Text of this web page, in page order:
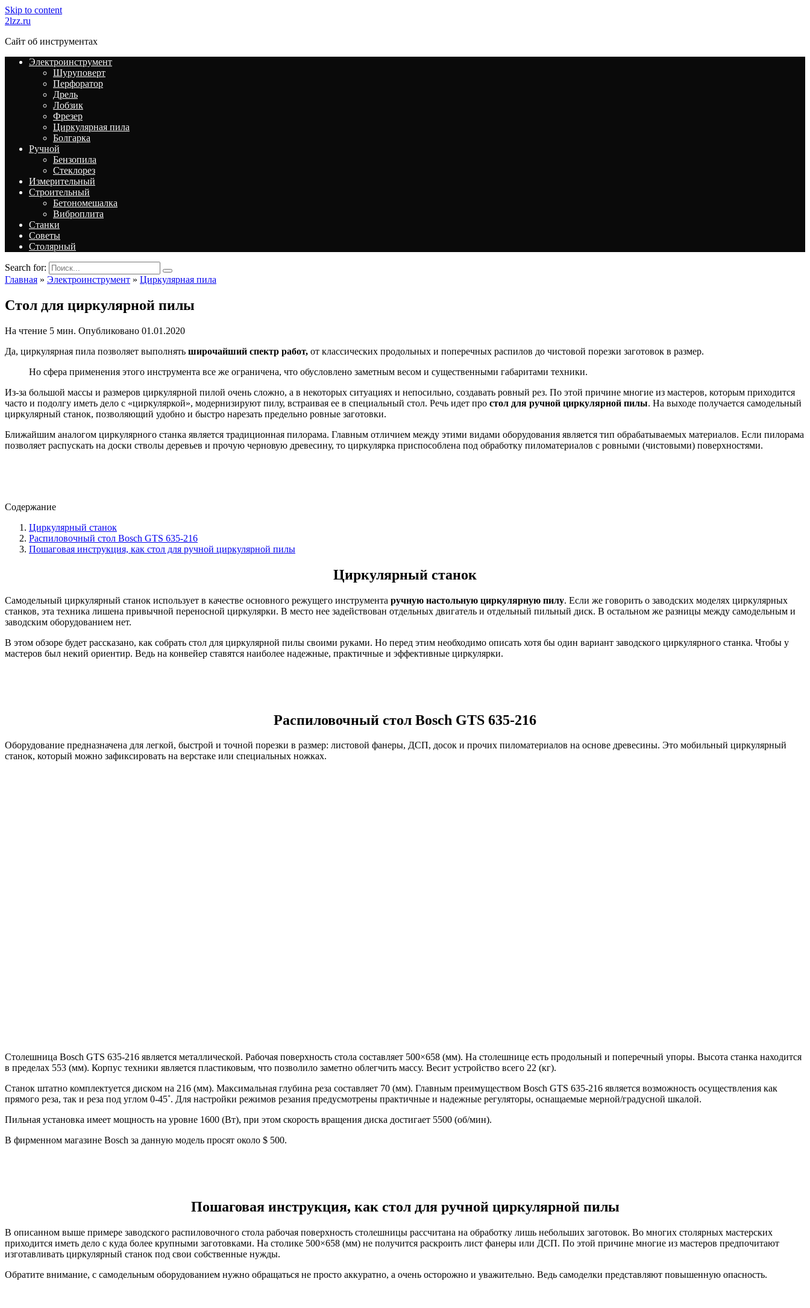
Skip to content
2lzz.ru
Сайт об инструментах
Электроинструмент
Шуруповерт
Перфоратор
Дрель
Лобзик
Фрезер
Циркулярная пила
Болгарка
Ручной
Бензопила
Стеклорез
Измерительный
Строительный
Бетономешалка
Виброплита
Станки
Советы
Столярный
Search for:
Главная » Электроинструмент » Циркулярная пила
Стол для циркулярной пилы
На чтение 5 мин. Опубликовано 01.01.2020
Да, циркулярная пила позволяет выполнять широчайший спектр работ, от классических продольных и поперечных распилов до чистовой порезки заготовок в размер.
Но сфера применения этого инструмента все же ограничена, что обусловлено заметным весом и существенными габаритами техники.
Из-за большой массы и размеров циркулярной пилой очень сложно, а в некоторых ситуациях и непосильно, создавать ровный рез. По этой причине многие из мастеров, которым приходится
часто и подолгу иметь дело с «циркуляркой», модернизируют пилу, встраивая ее в специальный стол. Речь идет про стол для ручной циркулярной пилы. На выходе получается самодельный
циркулярный станок, позволяющий удобно и быстро нарезать предельно ровные заготовки.
Ближайшим аналогом циркулярного станка является традиционная пилорама. Главным отличием между этими видами оборудования является тип обрабатываемых материалов. Если пилорама
позволяет распускать на доски стволы деревьев и прочую черновую древесину, то циркулярка приспособлена под обработку пиломатериалов с ровными (чистовыми) поверхностями.
Содержание
Циркулярный станок
Распиловочный стол Bosch GTS 635-216
Пошаговая инструкция, как стол для ручной циркулярной пилы
Циркулярный станок
Самодельный циркулярный станок использует в качестве основного режущего инструмента ручную настольную циркулярную пилу. Если же говорить о заводских моделях циркулярных
станков, эта техника лишена привычной переносной циркулярки. В место нее задействован отдельных двигатель и отдельный пильный диск. В остальном же разницы между самодельным и
заводским оборудованием нет.
В этом обзоре будет рассказано, как собрать стол для циркулярной пилы своими руками. Но перед этим необходимо описать хотя бы один вариант заводского циркулярного станка. Чтобы у
мастеров был некий ориентир. Ведь на конвейер ставятся наиболее надежные, практичные и эффективные циркулярки.
Распиловочный стол Bosch GTS 635-216
Оборудование предназначена для легкой, быстрой и точной порезки в размер: листовой фанеры, ДСП, досок и прочих пиломатериалов на основе древесины. Это мобильный циркулярный
станок, который можно зафиксировать на верстаке или специальных ножках.
Столешница Bosch GTS 635-216 является металлической. Рабочая поверхность стола составляет 500×658 (мм). На столешнице есть продольный и поперечный упоры. Высота станка находится
в пределах 553 (мм). Корпус техники является пластиковым, что позволило заметно облегчить массу. Весит устройство всего 22 (кг).
Станок штатно комплектуется диском на 216 (мм). Максимальная глубина реза составляет 70 (мм). Главным преимуществом Bosch GTS 635-216 является возможность осуществления как
прямого реза, так и реза под углом 0-45˚. Для настройки режимов резания предусмотрены практичные и надежные регуляторы, оснащаемые мерной/градусной шкалой.
Пильная установка имеет мощность на уровне 1600 (Вт), при этом скорость вращения диска достигает 5500 (об/мин).
В фирменном магазине Bosch за данную модель просят около $ 500.
Пошаговая инструкция, как стол для ручной циркулярной пилы
В описанном выше примере заводского распиловочного стола рабочая поверхность столешницы рассчитана на обработку лишь небольших заготовок. Во многих столярных мастерских
приходится иметь дело с куда более крупными заготовками. На столике 500×658 (мм) не получится раскроить лист фанеры или ДСП. По этой причине многие из мастеров предпочитают
изготавливать циркулярный станок под свои собственные нужды.
Обратите внимание, с самодельным оборудованием нужно обращаться не просто аккуратно, а очень осторожно и уважительно. Ведь самоделки представляют повышенную опасность.